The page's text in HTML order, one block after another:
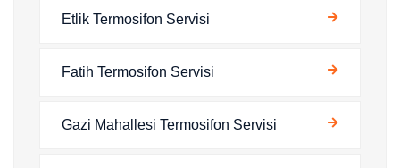
Etlik Termosifon Servisi
Fatih Termosifon Servisi
Gazi Mahallesi Termosifon Servisi